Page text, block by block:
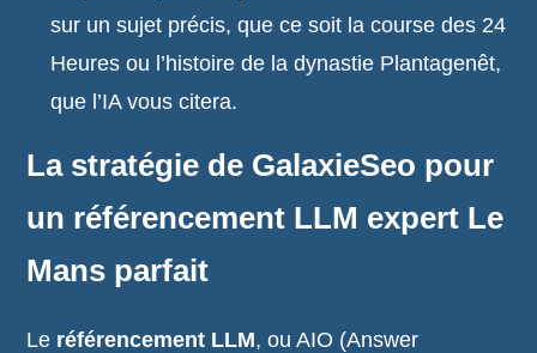
sur un sujet précis, que ce soit la course des 24
Heures ou l’histoire de la dynastie Plantagenêt,
que l’IA vous citera.
La stratégie de GalaxieSeo pour
un référencement LLM expert Le
Mans parfait
Le référencement LLM, ou AIO (Answer